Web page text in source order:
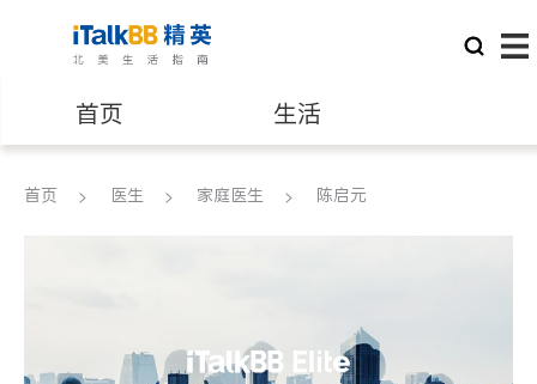
首页 生活
医生 律师
首页 医生 家庭医生 陈启元